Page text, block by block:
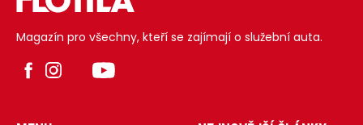
Magazín pro všechny, kteří se zajímají o služební auta.